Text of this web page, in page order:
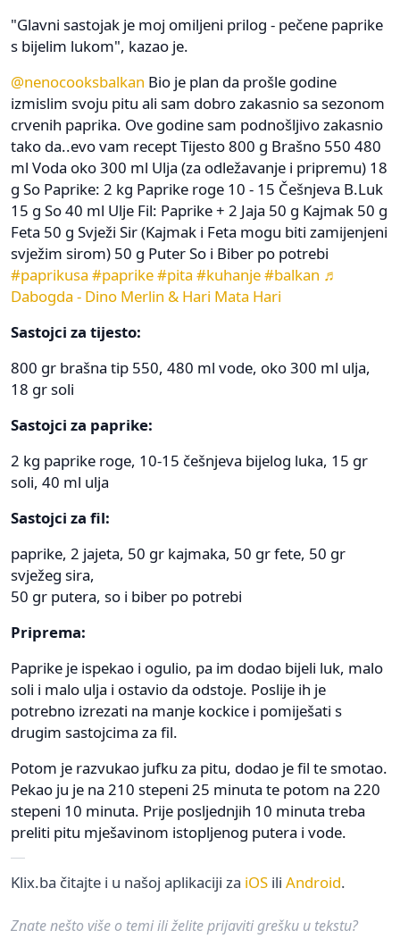
"Glavni sastojak je moj omiljeni prilog - pečene paprike
s bijelim lukom", kazao je.
@nenocooksbalkan Bio je plan da prošle godine
izmislim svoju pitu ali sam dobro zakasnio sa sezonom
crvenih paprika. Ove godine sam podnošljivo zakasnio
tako da..evo vam recept Tijesto 800 g Brašno 550 480
ml Voda oko 300 ml Ulja (za odležavanje i pripremu) 18
g So Paprike: 2 kg Paprike roge 10 - 15 Češnjeva B.Luk
15 g So 40 ml Ulje Fil: Paprike + 2 Jaja 50 g Kajmak 50 g
Feta 50 g Svježi Sir (Kajmak i Feta mogu biti zamijenjeni
svježim sirom) 50 g Puter So i Biber po potrebi
#paprikusa #paprike#pita #kuhanje#balkan ♬
Dabogda - Dino Merlin & Hari Mata Hari
Sastojci za tijesto:
800 gr brašna tip 550, 480 ml vode, oko 300 ml ulja,
18 gr soli
Sastojci za paprike:
2 kg paprike roge, 10-15 češnjeva bijelog luka, 15 gr
soli, 40 ml ulja
Sastojci za fil:
paprike, 2 jajeta, 50 gr kajmaka, 50 gr fete, 50 gr
svježeg sira,
50 gr putera, so i biber po potrebi
Priprema:
Paprike je ispekao i ogulio, pa im dodao bijeli luk, malo
soli i malo ulja i ostavio da odstoje. Poslije ih je
potrebno izrezati na manje kockice i pomiješati s
drugim sastojcima za fil.
Potom je razvukao jufku za pitu, dodao je fil te smotao.
Pekao ju je na 210 stepeni 25 minuta te potom na 220
stepeni 10 minuta. Prije posljednjih 10 minuta treba
preliti pitu mješavinom istopljenog putera i vode.
Klix.ba čitajte i u našoj aplikaciji za iOS ili Android.
Znate nešto više o temi ili želite prijaviti grešku u tekstu?